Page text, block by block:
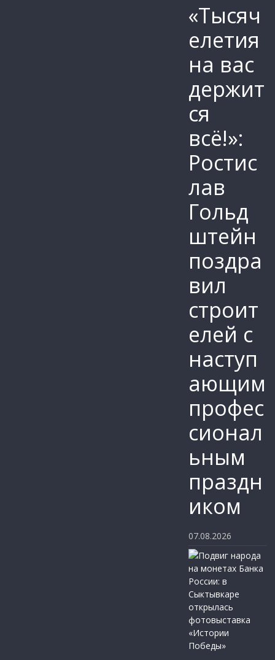
«Тысяч
елетия
на вас
держит
ся
всё!»:
Ростис
лав
Гольд
штейн
поздра
вил
строит
елей с
наступ
ающим
профес
сионал
ьным
праздн
иком
07.08.2026